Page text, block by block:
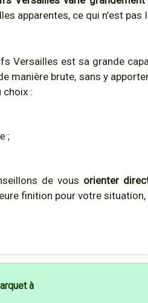
apparentes, ce qui n’est
Versailles est sa grande
manière brute, sans y
choix :
;
de vous orienter
finition pour votre
à